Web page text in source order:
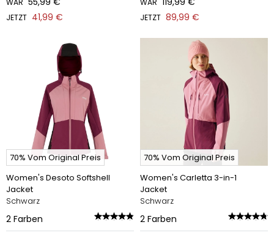
WAR
JETZT 41,99 €
WAR
JETZT 89,99 €
70% Vom Original Preis
Women's Desoto Softshell
Jacket
Schwarz
2 Farben
70% Vom Original Preis
Women's Carletta 3-in-1
Jacket
Schwarz
2 Farben